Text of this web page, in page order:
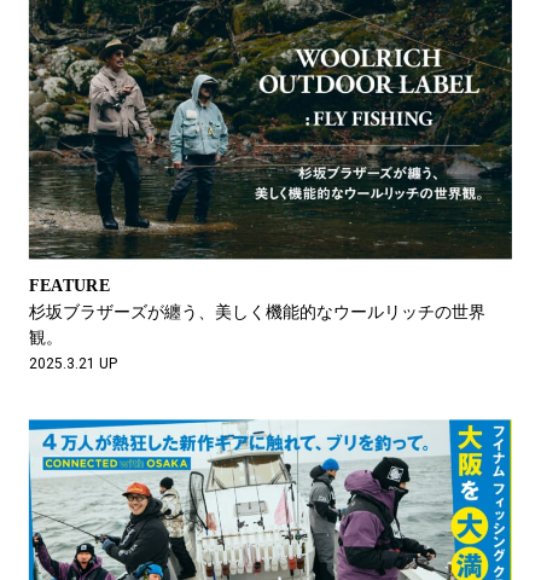
FEATURE
杉坂ブラザーズが纏う、美しく機能的なウールリッチの世界
観。
2025.3.21 UP